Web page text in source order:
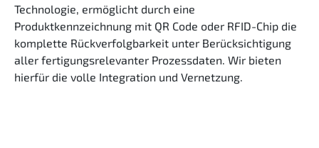
Technologie, ermöglicht durch eine
Produktkennzeichnung mit QR Code oder RFID-Chip die
komplette Rückverfolgbarkeit unter Berücksichtigung
aller fertigungsrelevanter Prozessdaten. Wir bieten
hierfür die volle Integration und Vernetzung.